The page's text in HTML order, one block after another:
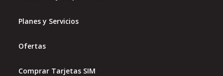
Planes y Servicios
Ofertas
Comprar Tarjetas SIM